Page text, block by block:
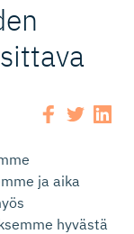
ja aika
hyvästä